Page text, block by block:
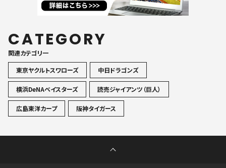
CATEGORY
関連カテゴリ一
東京ヤクルトスワローズ
中日ドラゴンズ
横浜DeNAベイスターズ 読売ジャイアンツ（巨人）
広島東洋カープ 阪神タイガース